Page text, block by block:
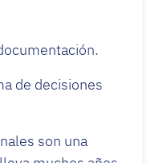
de decisiones
son una